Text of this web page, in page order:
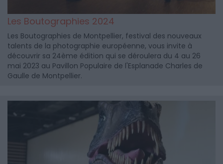
Les Boutographies 2024
Les Boutographies de Montpellier, festival des nouveaux
talents de la photographie européenne, vous invite à
découvrir sa 24ème édition qui se déroulera du 4 au 26
mai 2023 au Pavillon Populaire de l'Esplanade Charles de
Gaulle de Montpellier.